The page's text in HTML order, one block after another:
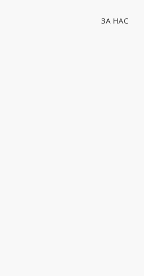
ЗА НАС